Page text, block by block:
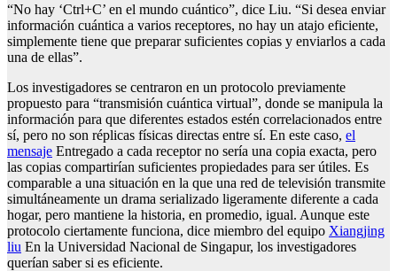
“No hay ‘Ctrl+C’ en el mundo cuántico”, dice Liu. “Si desea enviar
información cuántica a varios receptores, no hay un atajo eficiente,
simplemente tiene que preparar suficientes copias y enviarlos a cada
una de ellas”.
Los investigadores se centraron en un protocolo previamente
propuesto para “transmisión cuántica virtual”, donde se manipula la
información para que diferentes estados estén correlacionados entre
sí, pero no son réplicas físicas directas entre sí. En este caso, el
mensaje Entregado a cada receptor no sería una copia exacta, pero
las copias compartirían suficientes propiedades para ser útiles. Es
comparable a una situación en la que una red de televisión transmite
simultáneamente un drama serializado ligeramente diferente a cada
hogar, pero mantiene la historia, en promedio, igual. Aunque este
protocolo ciertamente funciona, dice miembro del equipo Xiangjing
liu En la Universidad Nacional de Singapur, los investigadores
querían saber si es eficiente.